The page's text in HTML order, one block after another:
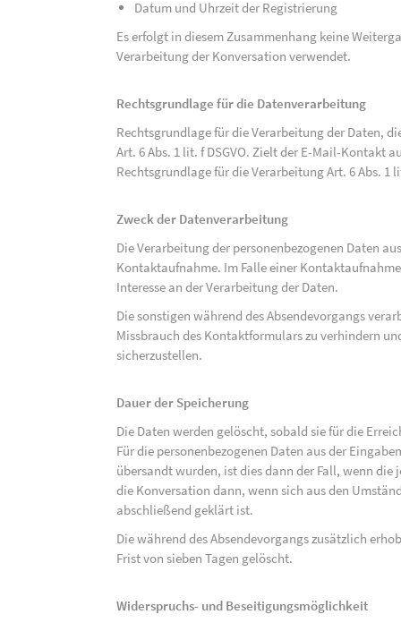
Datum und Uhrzeit der Registrierung
Es erfolgt in diesem Zusammenhang keine
Verarbeitung der Konversation verwendet.
Rechtsgrundlage für die Datenverarbeitung
Rechtsgrundlage für die Verarbeitung der Daten,
Art. 6 Abs. 1 lit. f DSGVO. Zielt der E-Mail-Kontakt
Rechtsgrundlage für die Verarbeitung Art. 6 Abs. 1
Zweck der Datenverarbeitung
Die Verarbeitung der personenbezogenen Daten
Kontaktaufnahme. Im Falle einer
Interesse an der Verarbeitung der Daten.
Die sonstigen während des Absendevorgangs
Missbrauch des Kontaktformulars zu verhindern
sicherzustellen.
Dauer der Speicherung
Die Daten werden gelöscht, sobald sie für die
Für die personenbezogenen Daten aus der
übersandt wurden, ist dies dann der Fall, wenn
die Konversation dann, wenn sich aus den
abschließend geklärt ist.
Die während des Absendevorgangs zusätzlich
Frist von sieben Tagen gelöscht.
Widerspruchs- und Beseitigungsmöglichkeit